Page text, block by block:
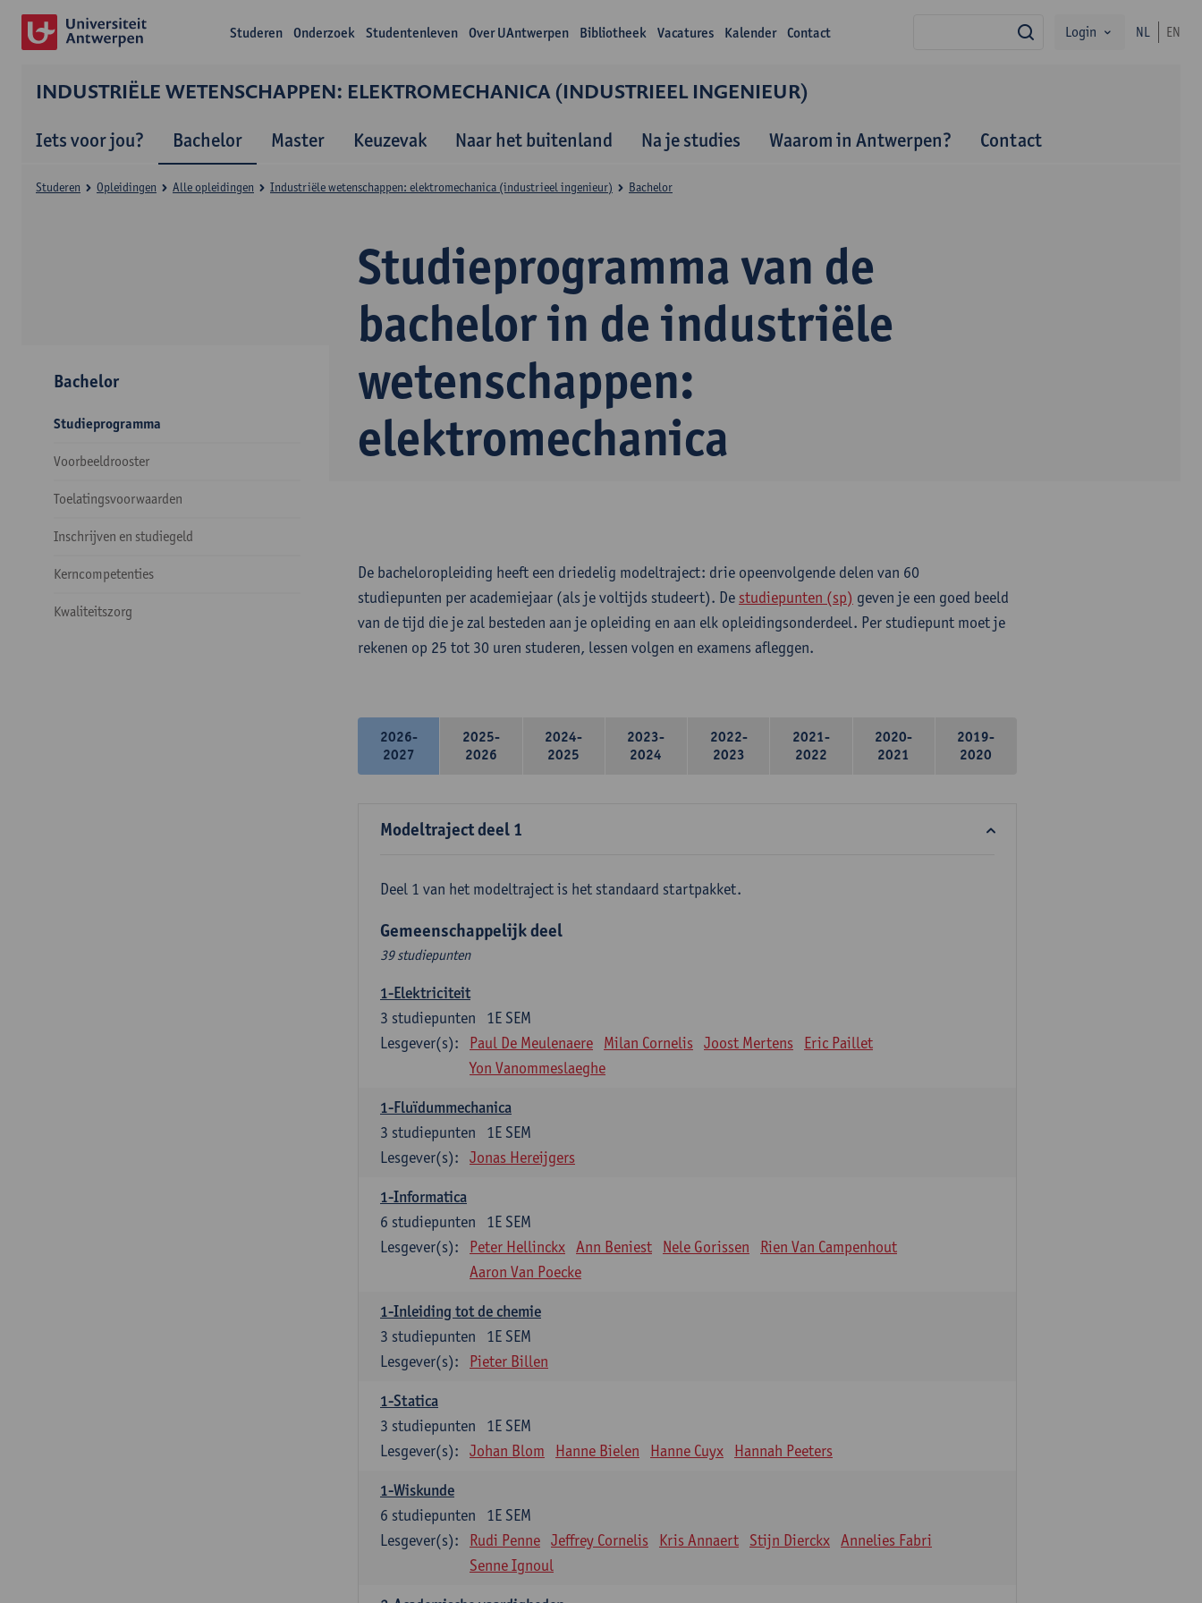
Studeren Onderzoek Studentenleven Over UAntwerpen Bibliotheek Vacatures Kalender Contact zoekLogin NL EN
INDUSTRIËLE WETENSCHAPPEN: ELEKTROMECHANICA (INDUSTRIEEL INGENIEUR)
Iets voor jou? Bachelor Master Keuzevak Naar het buitenland Na je studies Waarom in Antwerpen? Contact
Studieprogramma van de
bachelor in de industriële
wetenschappen:
elektromechanica
Studeren Opleidingen Alle opleidingen Industriële wetenschappen: elektromechanica (industrieel ingenieur) Bachelor
Bachelor
Studieprogramma
Voorbeeldrooster
Toelatingsvoorwaarden
Inschrijven en studiegeld
Kerncompetenties
Kwaliteitszorg
De bacheloropleiding heeft een driedelig modeltraject: drie opeenvolgende delen van 60
studiepunten per academiejaar (als je voltijds studeert). De studiepunten (sp) geven je een goed beeld
van de tijd die je zal besteden aan je opleiding en aan elk opleidingsonderdeel. Per studiepunt moet je
rekenen op 25 tot 30 uren studeren, lessen volgen en examens afleggen.
2026-
2027
2025-
2026
2024-
2025
2023-
2024
2022-
2023
2021-
2022
2020-
2021
2019-
2020
Modeltraject deel 1
Deel 1 van het modeltraject is het standaard startpakket.
Gemeenschappelijk deel
39 studiepunten
1-Elektriciteit
1E SEM
3 studiepunten
Lesgever(s):
Paul De Meulenaere Milan Cornelis Joost Mertens
Eric Paillet
Yon Vanommeslaeghe
1-Fluïdummechanica
1E SEM
3 studiepunten
Lesgever(s):
Jonas Hereijgers
1-Informatica
1E SEM
6 studiepunten
Lesgever(s):
Peter Hellinckx Ann Beniest Nele Gorissen
Rien Van Campenhout
Aaron Van Poecke
1-Inleiding tot de chemie
1E SEM
3 studiepunten
Lesgever(s):
Pieter Billen
1-Statica
1E SEM
3 studiepunten
Lesgever(s):
Johan Blom Hanne Bielen Hanne Cuyx Hannah Peeters
1-Wiskunde
1E SEM
6 studiepunten
Lesgever(s):
Rudi Penne Jeffrey Cornelis Kris Annaert Stijn Dierckx Annelies Fabri
Senne Ignoul